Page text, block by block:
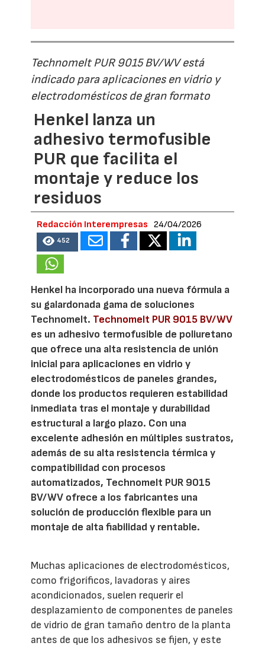
Technomelt PUR 9015 BV/WV está
indicado para aplicaciones en vidrio y
electrodomésticos de gran formato
Henkel lanza un
adhesivo termofusible
PUR que facilita el
montaje y reduce los
residuos
Redacción Interempresas 24/04/2026
452
Henkel ha incorporado una nueva fórmula a
su galardonada gama de soluciones
Technomelt. Technomelt PUR 9015 BV/WV
es un adhesivo termofusible de poliuretano
que ofrece una alta resistencia de unión
inicial para aplicaciones en vidrio y
electrodomésticos de paneles grandes,
donde los productos requieren estabilidad
inmediata tras el montaje y durabilidad
estructural a largo plazo. Con una
excelente adhesión en múltiples sustratos,
además de su alta resistencia térmica y
compatibilidad con procesos
automatizados, Technomelt PUR 9015
BV/WV ofrece a los fabricantes una
solución de producción flexible para un
montaje de alta fiabilidad y rentable.
Muchas aplicaciones de electrodomésticos,
como frigoríficos, lavadoras y aires
acondicionados, suelen requerir el
desplazamiento de componentes de paneles
de vidrio de gran tamaño dentro de la planta
antes de que los adhesivos se fijen, y este